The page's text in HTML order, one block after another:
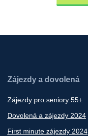
Zájezdy a dovolená
Zájezdy pro seniory 55+
Dovolená a zájezdy 2024
First minute zájezdy 2024